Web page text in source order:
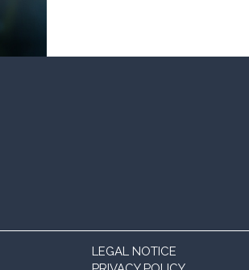
LEGAL NOTICE